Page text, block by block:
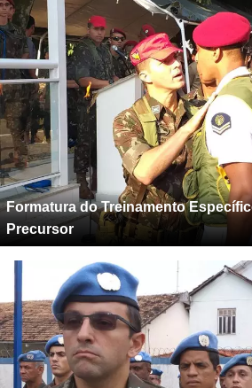
Formatura do Treinamento
Precursor